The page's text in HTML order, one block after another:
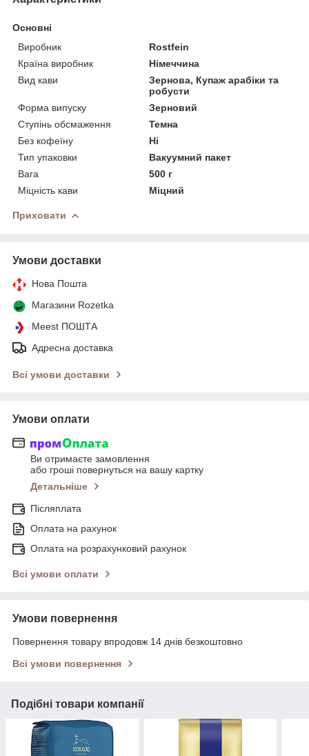
Основні
Виробник
Rostfein
Країна виробник
Німеччина
Вид кави
Зернова, Купаж арабіки та
робусти
Форма випуску
Зерновий
Ступінь обсмаження
Темна
Без кофеїну
Ні
Тип упаковки
Вакуумний пакет
Вага
500 г
Міцність кави
Міцний
Приховати
Умови доставки
Нова Пошта
Магазини Rozetka
Meest ПОШТА
Адресна доставка
Всі умови доставки
Умови оплати
Ви отримаєте замовлення
або гроші повернуться на вашу картку
Детальніше
Післяплата
Оплата на рахунок
Оплата на розрахунковий рахунок
Всі умови оплати
Умови повернення
Повернення товару впродовж 14 днів безкоштовно
Всі умови повернення
Подібні товари компанії